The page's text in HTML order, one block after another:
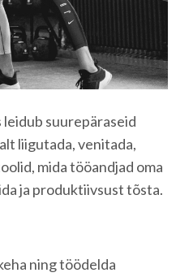
leidub suurepäraseid
liigutada, venitada,
mida tööandjad oma
ja produktiivsust tõsta.
ning töödelda